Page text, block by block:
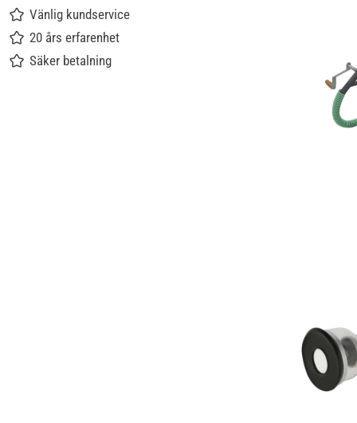
Vänlig kundservice
20 års erfarenhet
Säker betalning